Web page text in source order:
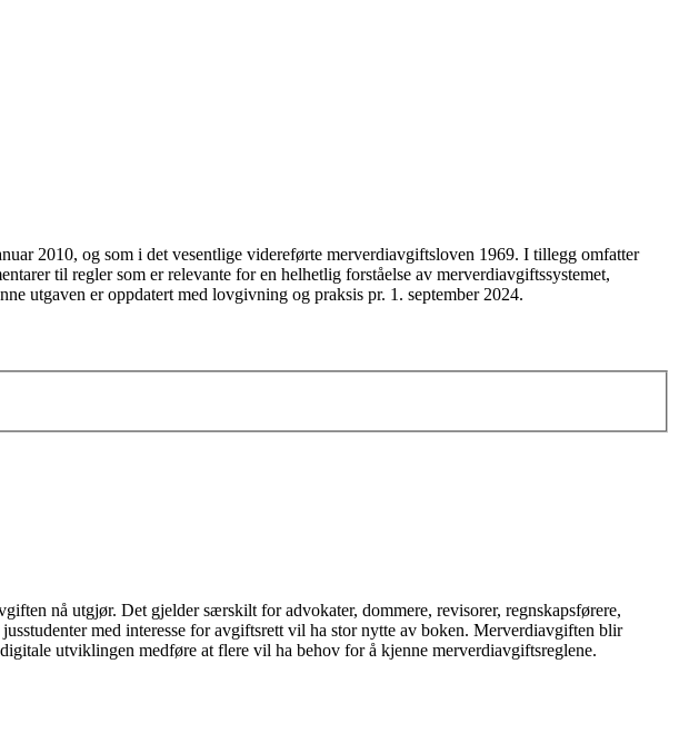
2010, og som i det vesentlige videreførte merverdiavgiftsloven 1969. I tillegg omfatter
til regler som er relevante for en helhetlig forståelse av merverdiavgiftssystemet,
utgaven er oppdatert med lovgivning og praksis pr. 1. september 2024.
nå utgjør. Det gjelder særskilt for advokater, dommere, revisorer, regnskapsførere,
med interesse for avgiftsrett vil ha stor nytte av boken. Merverdiavgiften blir
utviklingen medføre at flere vil ha behov for å kjenne merverdiavgiftsreglene.